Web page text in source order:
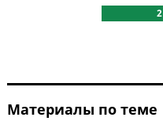
2
Материалы по теме